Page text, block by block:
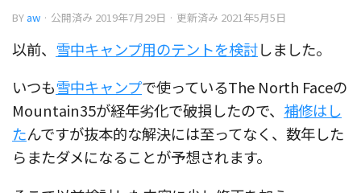
BY aw · 公開済み 2019年7月29日 · 更新済み 2021年5月5日
以前、 雪中キャンプ用のテントを検討しました。
いつも雪中キャンプで使っているThe North Faceの
Mountain35が経年劣化で破損したので、 補修はし
たんですが抜本的な解決には至ってなく、数年した
らまたダメになることが予想されます。